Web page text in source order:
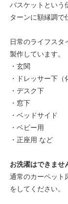
バスケットという
ターンに額縁調で
日常のライフス
製作しています。
・玄関
・ドレッサー下（
・デスク下
・窓下
・ベッドサイド
・ベビー用
・正座用 など
お洗濯はできませ
通常のカーペット
をしてください。